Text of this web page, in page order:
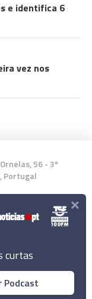
e identifica 6
vez nos
56 - 3º
Portugal
Lda.
curtas
Podcast
×